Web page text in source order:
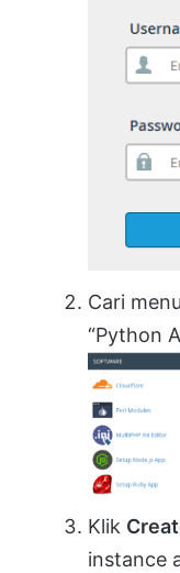
Cari menu
“Python
Klik
instance